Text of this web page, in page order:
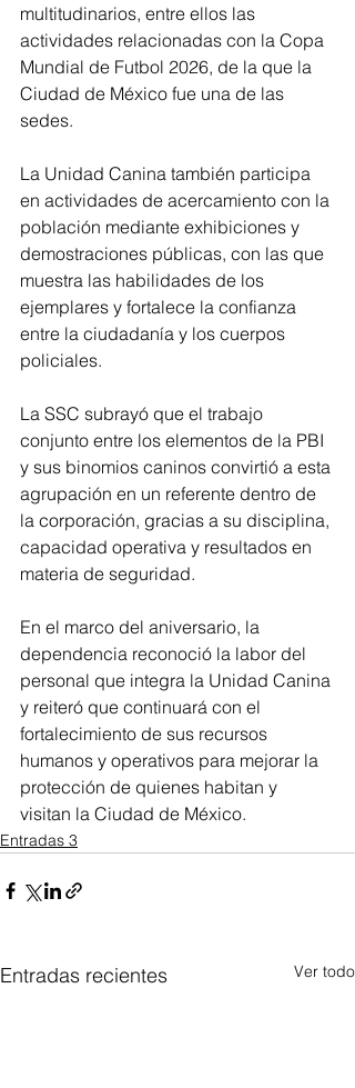
multitudinarios, entre ellos las
actividades relacionadas con la Copa
Mundial de Futbol 2026, de la que la
Ciudad de México fue una de las
sedes.
La Unidad Canina también participa
en actividades de acercamiento con la
población mediante exhibiciones y
demostraciones públicas, con las que
muestra las habilidades de los
ejemplares y fortalece la confianza
entre la ciudadanía y los cuerpos
policiales.
La SSC subrayó que el trabajo
conjunto entre los elementos de la PBI
y sus binomios caninos convirtió a esta
agrupación en un referente dentro de
la corporación, gracias a su disciplina,
capacidad operativa y resultados en
materia de seguridad.
En el marco del aniversario, la
dependencia reconoció la labor del
personal que integra la Unidad Canina
y reiteró que continuará con el
fortalecimiento de sus recursos
humanos y operativos para mejorar la
protección de quienes habitan y
visitan la Ciudad de México.
Entradas 3
Entradas recientes Ver todo